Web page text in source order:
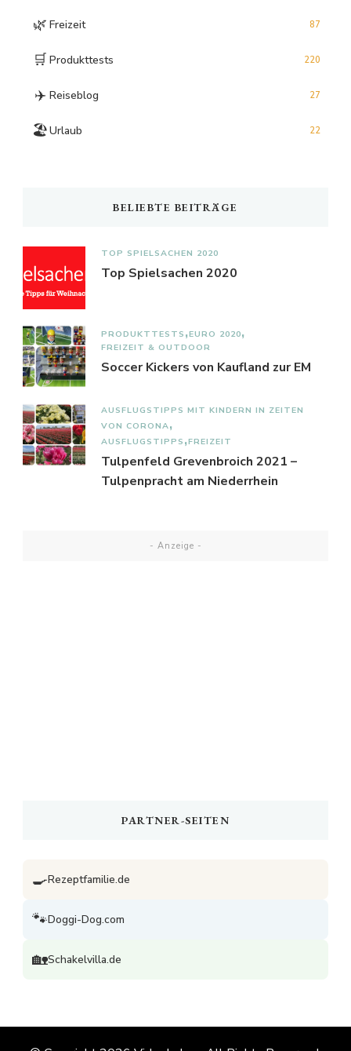
🌿 Freizeit 87
🛒 Produkttests 220
✈️ Reiseblog 27
🏖️Urlaub 22
BELIEBTE BEITRÄGE
TOP SPIELSACHEN 2020
Top Spielsachen 2020
PRODUKTTESTS EURO 2020
FREIZEIT & OUTDOOR
Soccer Kickers von Kaufland zur EM
AUSFLUGSTIPPS MIT KINDERN IN ZEITEN
VON CORONA
AUSFLUGSTIPPS FREIZEIT
Tulpenfeld Grevenbroich 2021 –
Tulpenpracht am Niederrhein
- Anzeige -
PARTNER-SEITEN
🍳Rezeptfamilie.de
🐾Doggi-Dog.com
🏡Schakelvilla.de